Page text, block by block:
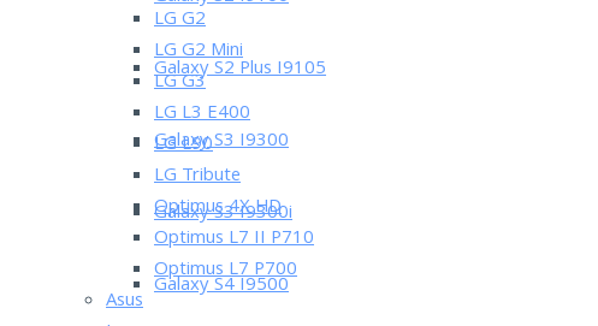
Galaxy S2 Plus I9105
Galaxy S3 I9300
Galaxy S3 I9300i
Galaxy S4 I9500
LG G2
LG G2 Mini
LG G3
LG L3 E400
LG L90
LG Tribute
Optimus 4X HD
Optimus L7 II P710
Optimus L7 P700
Asus